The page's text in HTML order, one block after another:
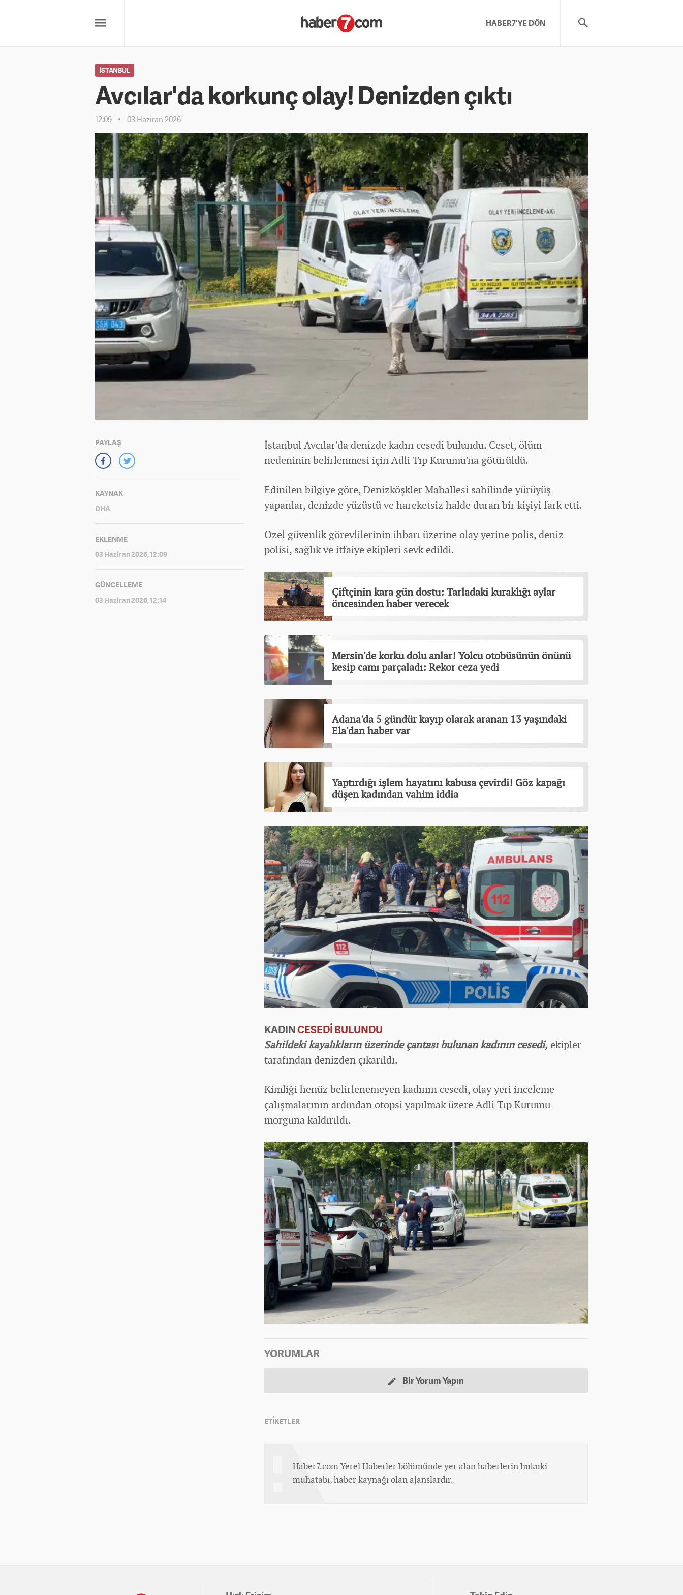
HABER7'YE DÖN
İSTANBUL
Avcılar'da korkunç olay! Denizden çıktı
12:09 03 Haziran 2026
PAYLAŞ
KAYNAK
DHA
EKLENME
03 Haziran 2026, 12:09
GÜNCELLEME
03 Haziran 2026, 12:14
İstanbul Avcılar'da denizde kadın cesedi bulundu. Ceset, ölüm
nedeninin belirlenmesi için Adli Tıp Kurumu'na götürüldü.
Edinilen bilgiye göre, Denizköşkler Mahallesi sahilinde yürüyüş
yapanlar, denizde yüzüstü ve hareketsiz halde duran bir kişiyi fark etti.
Özel güvenlik görevlilerinin ihbarı üzerine olay yerine polis, deniz
polisi, sağlık ve itfaiye ekipleri sevk edildi.
Çiftçinin kara gün dostu: Tarladaki kuraklığı aylar
öncesinden haber verecek
Mersin'de korku dolu anlar! Yolcu otobüsünün önünü
kesip camı parçaladı: Rekor ceza yedi
Adana'da 5 gündür kayıp olarak aranan 13 yaşındaki
Ela'dan haber var
Yaptırdığı işlem hayatını kabusa çevirdi! Göz kapağı
düşen kadından vahim iddia
KADINCESEDİ BULUNDU
Sahildeki kayalıkların üzerinde çantası bulunan kadının cesedi,ekipler
tarafından denizden çıkarıldı.
Kimliği henüz belirlenemeyen kadının cesedi, olay yeri inceleme
çalışmalarının ardından otopsi yapılmak üzere Adli Tıp Kurumu
morguna kaldırıldı.
YORUMLAR
Bir Yorum Yapın
ETİKETLER
Haber7.com Yerel Haberler bölümünde yer alan haberlerin hukuki
muhatabı, haber kaynağı olan ajanslardır.